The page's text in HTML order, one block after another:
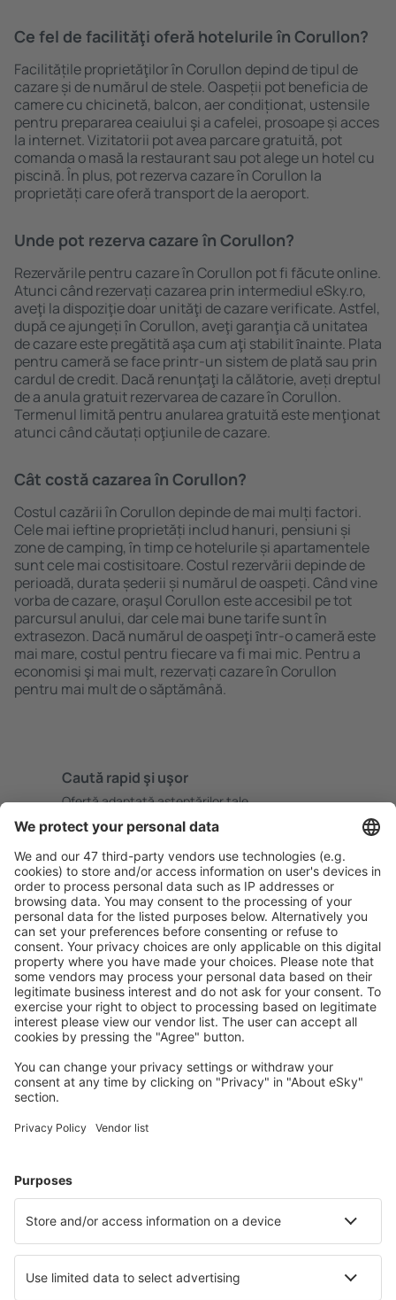
Ce fel de facilităţi oferă hotelurile în Corullon?
Facilitățile proprietăţilor în Corullon depind de tipul de
cazare și de numărul de stele. Oaspeții pot beneficia de
camere cu chicinetă, balcon, aer condiționat, ustensile
pentru prepararea ceaiului şi a cafelei, prosoape și acces
la internet. Vizitatorii pot avea parcare gratuită, pot
comanda o masă la restaurant sau pot alege un hotel cu
piscină. În plus, pot rezerva cazare în Corullon la
proprietăți care oferă transport de la aeroport.
Unde pot rezerva cazare în Corullon?
Rezervările pentru cazare în Corullon pot fi făcute online.
Atunci când rezervați cazarea prin intermediul eSky.ro,
aveţi la dispoziţie doar unităţi de cazare verificate. Astfel,
după ce ajungeți în Corullon, aveţi garanţia că unitatea
de cazare este pregătită aşa cum aţi stabilit ȋnainte. Plata
pentru cameră se face printr-un sistem de plată sau prin
cardul de credit. Dacă renunţaţi la călătorie, aveți dreptul
de a anula gratuit rezervarea de cazare în Corullon.
Termenul limită pentru anularea gratuită este menţionat
atunci când căutați opţiunile de cazare.
Cât costă cazarea în Corullon?
Costul cazării în Corullon depinde de mai mulți factori.
Cele mai ieftine proprietăți includ hanuri, pensiuni și
zone de camping, în timp ce hotelurile și apartamentele
sunt cele mai costisitoare. Costul rezervării depinde de
perioadă, durata șederii și numărul de oaspeți. Când vine
vorba de cazare, oraşul Corullon este accesibil pe tot
parcursul anului, dar cele mai bune tarife sunt în
extrasezon. Dacă numărul de oaspeţi ȋntr-o cameră este
mai mare, costul pentru fiecare va fi mai mic. Pentru a
economisi şi mai mult, rezervați cazare în Corullon
pentru mai mult de o săptămână.
Caută rapid şi uşor
Ofertă adaptată aşteptărilor tale.
Planifică ȋn siguranţă
Rezervare fără griji cu opțiune gratuită de anulare.
Economiseşte mai mult
Prețuri atractive și oferte speciale pentru utilizatorii
conectați.
Cazarea preferată
Alege din peste 1,3 mil. de opţiuni: hoteluri, cabane,
Cele mai căutate cazări de către utilizatorii eSky
Cazare în Madrid
Cazare în Barcelona Cazare în Malaga
Cazare în Benitachell Cazare în Arico